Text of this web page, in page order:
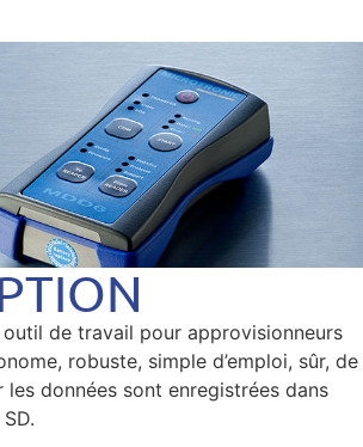
de travail pour approvisionneurs
robuste, simple d’emploi, sûr, de
données sont enregistrées dans